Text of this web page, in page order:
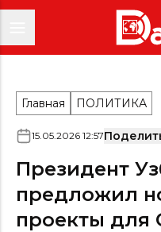
Главная ПОЛИТИКА
15.05.2026 12:57
Президент
предложил
проекты для